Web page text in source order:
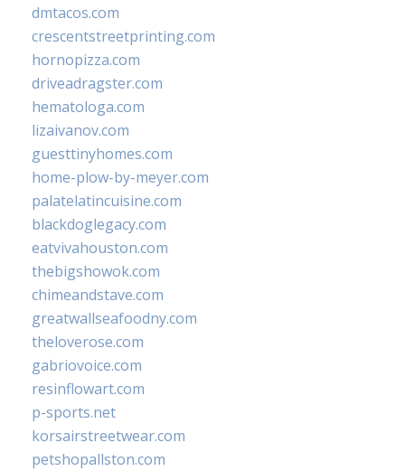
dmtacos.com
crescentstreetprinting.com
hornopizza.com
driveadragster.com
hematologa.com
lizaivanov.com
guesttinyhomes.com
home-plow-by-meyer.com
palatelatincuisine.com
blackdoglegacy.com
eatvivahouston.com
thebigshowok.com
chimeandstave.com
greatwallseafoodny.com
theloverose.com
gabriovoice.com
resinflowart.com
p-sports.net
korsairstreetwear.com
petshopallston.com